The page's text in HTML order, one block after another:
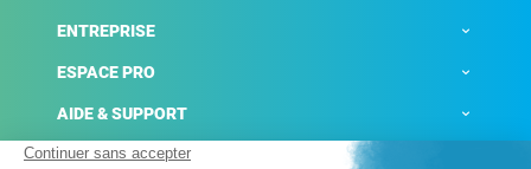
ENTREPRISE
ESPACE PRO
AIDE & SUPPORT
ACTUALITÉS